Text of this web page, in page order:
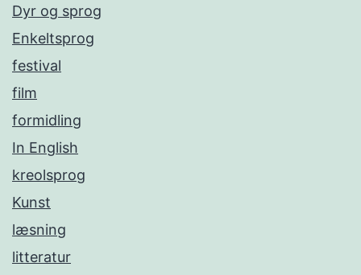
Dyr og sprog
Enkeltsprog
festival
film
formidling
In English
kreolsprog
Kunst
læsning
litteratur